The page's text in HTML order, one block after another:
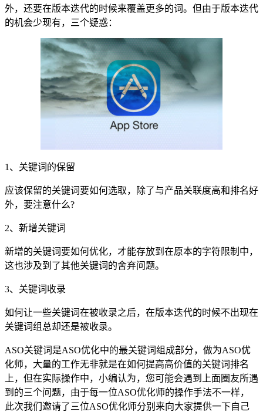
外，还要在版本迭代的时候来覆盖更多的词。但由于版本迭代
的机会少现有，三个疑惑：
1、关键词的保留
应该保留的关键词要如何选取，除了与产品关联度高和排名好
外，要注意什么?
2、新增关键词
新增的关键词要如何优化，才能存放到在原本的字符限制中，
这也涉及到了其他关键词的舍弃问题。
3、关键词收录
如何让一些关键词在被收录之后，在版本迭代的时候不出现在
关键词组总却还是被收录。
ASO关键词是ASO优化中的最关键词组成部分，做为ASO优
化师，大量的工作无非就是在如何提高高价值的关键词排名
上，但在实际操作中，小编认为，您可能会遇到上面圈友所遇
到的三个问题，由于每一位ASO优化师的操作手法不一样，
此次我们邀请了三位ASO优化师分别来向大家提供一下自己